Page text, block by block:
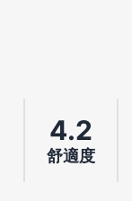
4.2
舒適度